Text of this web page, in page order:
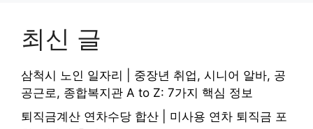
최신 글
삼척시 노인 일자리 | 중장년 취업, 시니어 알바, 공
공근로, 종합복지관 A to Z: 7가지 핵심 정보
퇴직금계산 연차수당 합산 | 미사용 연차 퇴직금 포